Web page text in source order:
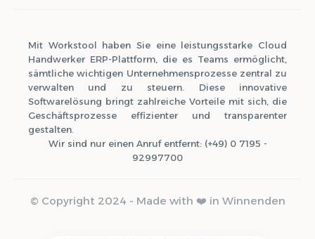
Mit Workstool haben Sie eine leistungsstarke Cloud
Handwerker ERP-Plattform, die es Teams ermöglicht,
sämtliche wichtigen Unternehmensprozesse zentral zu
verwalten und zu steuern. Diese innovative
Softwarelösung bringt zahlreiche Vorteile mit sich, die
Geschäftsprozesse effizienter und transparenter
gestalten.
Wir sind nur einen Anruf entfernt: (+49) 0 7195 -
92997700
© Copyright 2024 - Made with ❤️ in Winnenden